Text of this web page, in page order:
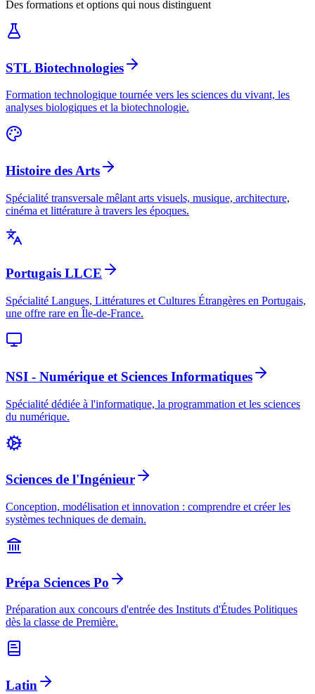
Des formations et options qui nous distinguent
STL Biotechnologies
Formation technologique tournée vers les sciences du vivant, les
analyses biologiques et la biotechnologie.
Histoire des Arts
Spécialité transversale mêlant arts visuels, musique, architecture,
cinéma et littérature à travers les époques.
Portugais LLCE
Spécialité Langues, Littératures et Cultures Étrangères en Portugais,
une offre rare en Île-de-France.
NSI - Numérique et Sciences Informatiques
Spécialité dédiée à l'informatique, la programmation et les sciences
du numérique.
Sciences de l'Ingénieur
Conception, modélisation et innovation : comprendre et créer les
systèmes techniques de demain.
Prépa Sciences Po
Préparation aux concours d'entrée des Instituts d'Études Politiques
dès la classe de Première.
Latin